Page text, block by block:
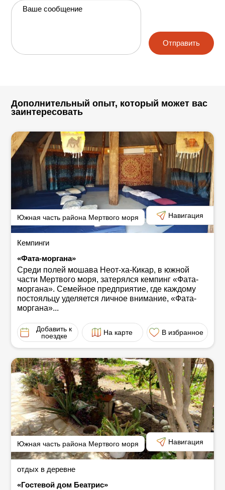
сад с удивительными растениями, привезенными со
всего мира. В киббуце также имеется столовая,
можете пользоваться всем этим без проблем. Другие
варианты, на расстоянии непродолжительной
поездки: Массада, Нахаль Бокек (надо ехать на юг),
пустыни и Мертвого моря.
Ваше сообщение
Отправить
Дополнительный опыт, который может вас
заинтересовать
Южная часть района Мертвого моря Навигация
Кемпинги
«Фата-моргана»
Среди полей мошава Неот-ха-Кикар, в южной
части Мертвого моря, затерялся кемпинг «Фата-
моргана». Семейное предприятие, где каждому
постояльцу уделяется личное внимание, «Фата-
моргана»...
Добавить к
поездке
На карте В избранное
Южная часть района Мертвого моря Навигация
отдых в деревне
«Гостевой дом Беатрис»